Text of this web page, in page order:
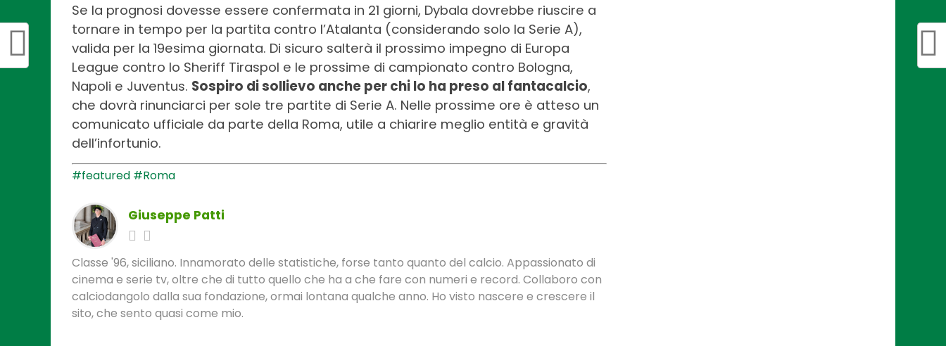
Se la prognosi dovesse essere confermata in 21 giorni, Dybala dovrebbe riuscire a
tornare in tempo per la partita contro l’Atalanta (considerando solo la Serie A),
valida per la 19esima giornata. Di sicuro salterà il prossimo impegno di Europa
League contro lo Sheriff Tiraspol e le prossime di campionato contro Bologna,
Napoli e Juventus. Sospiro di sollievo anche per chi lo ha preso al fantacalcio,
che dovrà rinunciarci per sole tre partite di Serie A. Nelle prossime ore è atteso un
comunicato ufficiale da parte della Roma, utile a chiarire meglio entità e gravità
dell’infortunio.
#featured #Roma
Giuseppe Patti
Classe '96, siciliano. Innamorato delle statistiche, forse tanto quanto del calcio. Appassionato di
cinema e serie tv, oltre che di tutto quello che ha a che fare con numeri e record. Collaboro con
calciodangolo dalla sua fondazione, ormai lontana qualche anno. Ho visto nascere e crescere il
sito, che sento quasi come mio.